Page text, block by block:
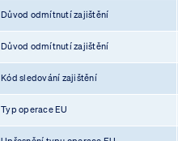
Důvod odmítnutí zajištění
Důvod odmítnutí zajištění
Kód sledování zajištění
Typ operace EU